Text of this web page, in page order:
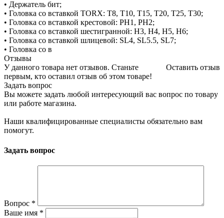
• Держатель бит;
• Головка со вставкой TORX: Т8, Т10, Т15, Т20, Т25, Т30;
• Головка со вставкой крестовой: PH1, PH2;
• Головка со вставкой шестигранной: H3, H4, H5, H6;
• Головка со вставкой шлицевой: SL4, SL5.5, SL7;
• Головка со в
Отзывы
Оставить отзыв
У данного товара нет отзывов. Станьте
первым, кто оставил отзыв об этом товаре!
Задать вопрос
Вы можете задать любой интересующий вас вопрос по товару
или работе магазина.
Наши квалифицированные специалисты обязательно вам
помогут.
Задать вопрос
Вопрос *
Ваше имя *